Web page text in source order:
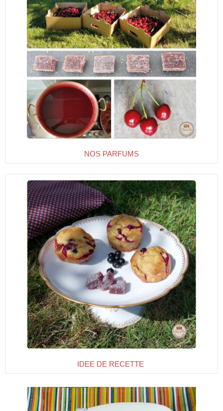
NOS PARFUMS
IDEE DE RECETTE